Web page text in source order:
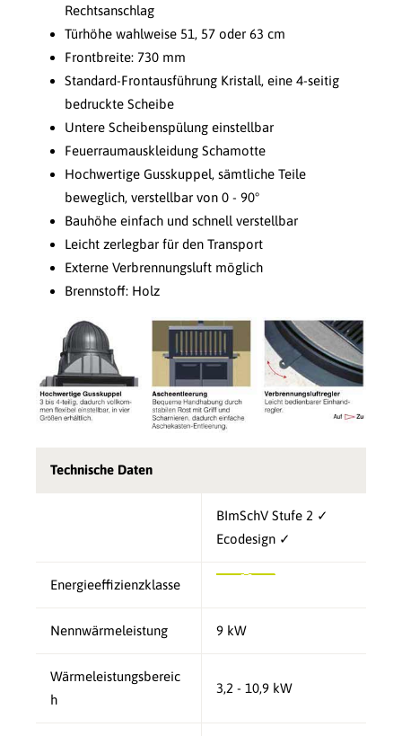
Rechtsanschlag
Türhöhe wahlweise 51, 57 oder 63 cm
Frontbreite: 730 mm
Standard-Frontausführung Kristall, eine 4-seitig
bedruckte Scheibe
Untere Scheibenspülung einstellbar
Feuerraumauskleidung Schamotte
Hochwertige Gusskuppel, sämtliche Teile
beweglich, verstellbar von 0 - 90°
Bauhöhe einfach und schnell verstellbar
Leicht zerlegbar für den Transport
Externe Verbrennungsluft möglich
Brennstoff: Holz
Technische Daten
BImSchV Stufe 2 ✓
Ecodesign ✓
Energieeffizienzklasse
Nennwärmeleistung 9 kW
Wärmeleistungsbereic
h
3,2 - 10,9 kW